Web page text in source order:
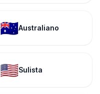
🇦🇺Australiano
🇺🇸Sulista